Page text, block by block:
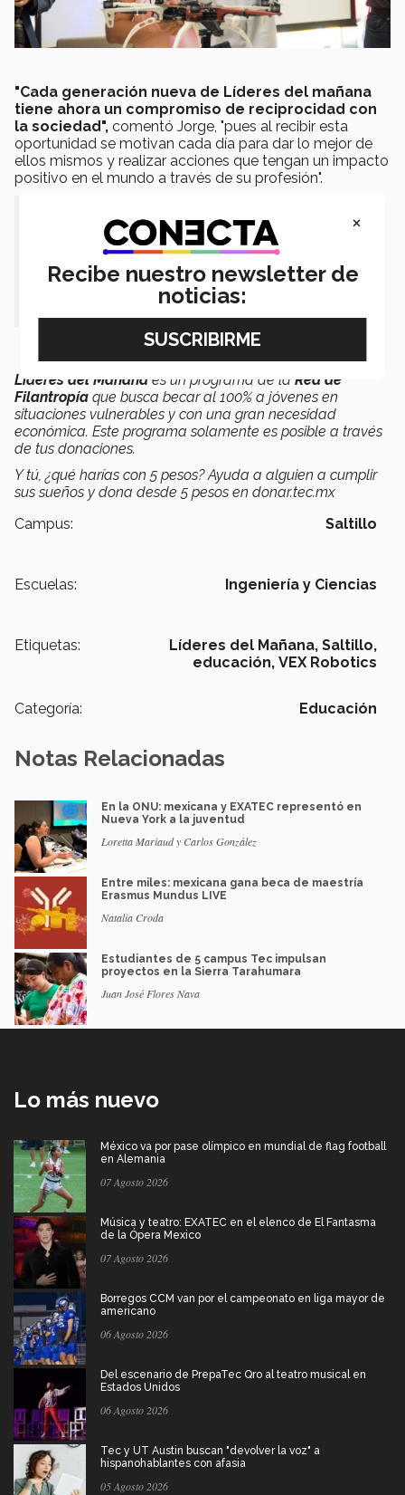
"Cada generación nueva de Líderes del mañana
tiene ahora un compromiso de reciprocidad con
la sociedad", comentó Jorge, "pues al recibir esta
oportunidad se motivan cada día para dar lo mejor de
ellos mismos y realizar acciones que tengan un impacto
positivo en el mundo a través de su profesión".
“Yo tengo una creencia, pienso que una
persona muere cuando la olvidan, pero
gracias la decisión que realizan de creer en
los jóvenes y apostar por su educación, esa
persona jamás será olvidada”
Líderes del Mañana es un programa de la Red de
Filantropía que busca becar al 100% a jóvenes en
situaciones vulnerables y con una gran necesidad
económica. Este programa solamente es posible a través
de tus donaciones.
Y tú, ¿qué harías con 5 pesos? Ayuda a alguien a cumplir
sus sueños y dona desde 5 pesos en donar.tec.mx
Campus:
Saltillo
Escuelas: Ingeniería y Ciencias
Etiquetas: Líderes del Mañana, Saltillo,
educación, VEX Robotics
Categoría: Educación
Notas Relacionadas
En la ONU: mexicana y EXATEC representó en
Nueva York a la juventud
Loretta Mariaud y Carlos González
Entre miles: mexicana gana beca de maestría
Erasmus Mundus LIVE
Natalia Croda
Estudiantes de 5 campus Tec impulsan
proyectos en la Sierra Tarahumara
Juan José Flores Nava
Lo más nuevo
México va por pase olímpico en mundial de flag football
en Alemania
07 Agosto 2026
Música y teatro: EXATEC en el elenco de El Fantasma
de la Ópera Mexico
07 Agosto 2026
Borregos CCM van por el campeonato en liga mayor de
americano
06 Agosto 2026
Del escenario de PrepaTec Qro al teatro musical en
Estados Unidos
06 Agosto 2026
Tec y UT Austin buscan "devolver la voz" a
hispanohablantes con afasia
05 Agosto 2026
×
Recibe nuestro newsletter de
noticias: